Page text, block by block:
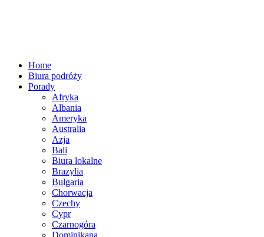
Home
Biura podróży
Porady
Afryka
Albania
Ameryka
Australia
Azja
Bali
Biura lokalne
Brazylia
Bułgaria
Chorwacja
Czechy
Cypr
Czarnogóra
Dominikana